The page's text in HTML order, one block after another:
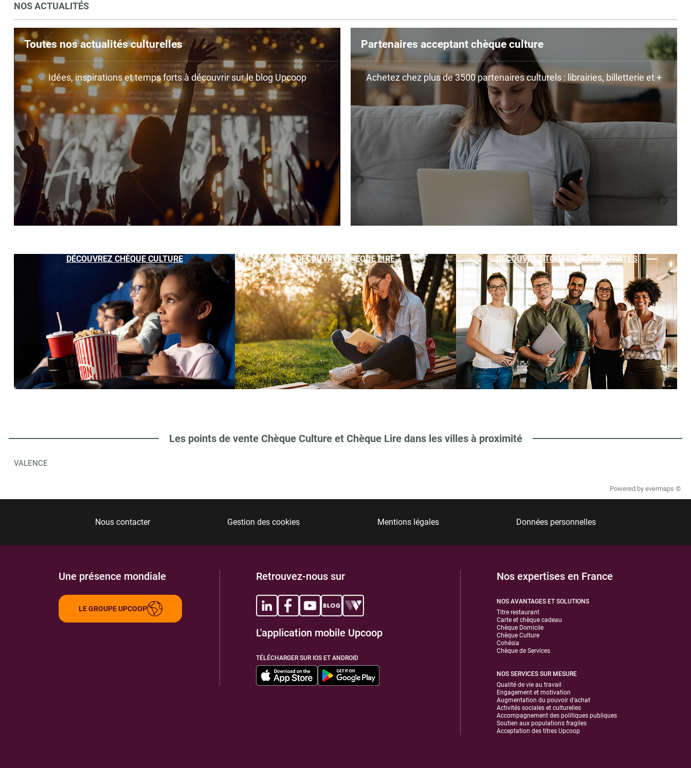
NOS ACTUALITÉS
Toutes nos actualités culturelles
Idées, inspirations et temps forts à découvrir sur le blog Upcoop
Partenaires acceptant chèque culture
Achetez chez plus de 3500 partenaires culturels : librairies, billetterie et +
DÉCOUVREZ CHÈQUE CULTURE DÉCOUVREZ CHÈQUE LIRE DÉCOUVREZ TOUTES NOS ACTIVITÉS
Les points de vente Chèque Culture et Chèque Lire dans les villes à proximité
VALENCE
Powered by evermaps ©
Nous contacter Gestion des cookies Mentions légales Données personnelles
Une présence mondiale
LE GROUPE UPCOOP
Retrouvez-nous sur
L'application mobile Upcoop
TÉLÉCHARGER SUR IOS ET ANDROID
Nos expertises en France
NOS AVANTAGES ET SOLUTIONS
Titre restaurant
Carte et chèque cadeau
Chèque Domicile
Chèque Culture
Cohésia
Chèque de Services
NOS SERVICES SUR MESURE
Qualité de vie au travail
Engagement et motivation
Augmentation du pouvoir d'achat
Activités sociales et culturelles
Accompagnement des politiques publiques
Soutien aux populations fragiles
Acceptation des titres Upcoop